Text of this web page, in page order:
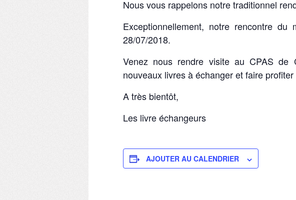
Nous vous rappelons notre traditionnel
Exceptionnellement, notre rencontre
28/07/2018.
Venez nous rendre visite au CPAS de
nouveaux livres à échanger et faire
A très bientôt,
Les livre échangeurs
AJOUTER AU CALENDRIER